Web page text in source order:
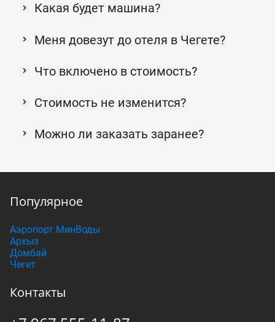
Какая будет машина?
Меня довезут до отеля в Чегете?
Что включено в стоимость?
Стоимость не изменится?
Можно ли заказать заранее?
Популярное
Аэропорт МинВоды
Архыз
Домбай
Чегет
Контакты